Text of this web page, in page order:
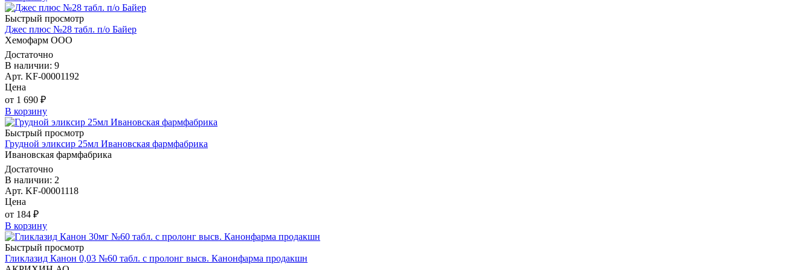
Быстрый просмотр
Джес плюс №28 табл. п/о Байер
Хемофарм ООО
Достаточно
В наличии: 9
Арт. KF-00001192
Цена
от 1 690 ₽
В корзину
Быстрый просмотр
Грудной эликсир 25мл Ивановская фармфабрика
Ивановская фармфабрика
Достаточно
В наличии: 2
Арт. KF-00001118
Цена
от 184 ₽
В корзину
Быстрый просмотр
Гликлазид Канон 0,03 №60 табл. с пролонг высв. Канонфарма продакшн